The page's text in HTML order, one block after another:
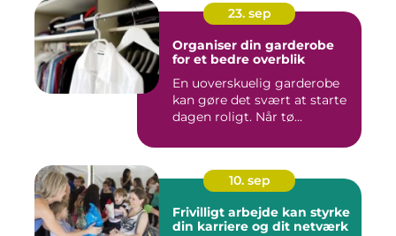
23. sep
Organiser din garderobe
for et bedre overblik
En uoverskuelig garderobe
kan gøre det svært at starte
dagen roligt. Når tø...
10. sep
Frivilligt arbejde kan styrke
din karriere og dit netværk